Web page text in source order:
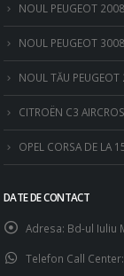
NOUL PEUGEOT
NOUL PEUGEOT
NOUL TĂU
CITROËN C3
OPEL CORSA DE LA
DATE DE CONTACT
Adresa: Bd-ul Iuliu
Telefon Call Center: